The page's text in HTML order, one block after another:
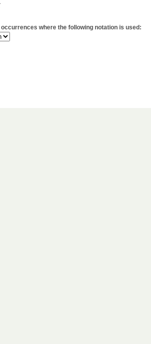
where the following notation is used: